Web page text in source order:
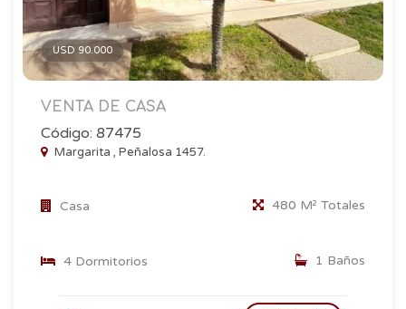
USD 90.000
VENTA DE CASA
Código: 87475
Margarita , Peñalosa 1457.
Casa 480 M² Totales
4 Dormitorios 1 Baños